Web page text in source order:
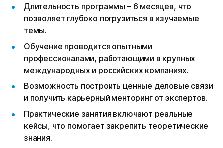
Длительность программы – 6 месяцев, что
позволяет глубоко погрузиться в изучаемые
темы.
Обучение проводится опытными
профессионалами, работающими в крупных
международных и российских компаниях.
Возможность построить ценные деловые связи
и получить карьерный менторинг от экспертов.
Практические занятия включают реальные
кейсы, что помогает закрепить теоретические
знания.